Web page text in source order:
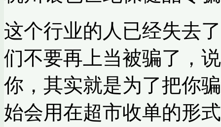
这个行业的人已经失去
们不要再上当被骗了，
你，其实就是为了把你
始会用在超市收单的形